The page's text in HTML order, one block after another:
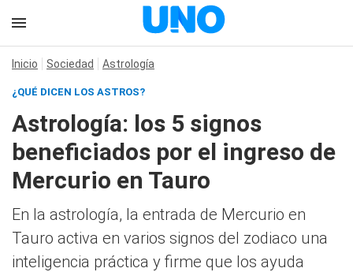
Inicio Sociedad Astrología
¿QUÉ DICEN LOS ASTROS?
Astrología: los 5 signos
beneficiados por el ingreso de
Mercurio en Tauro
En la astrología, la entrada de Mercurio en
Tauro activa en varios signos del zodiaco una
inteligencia práctica y firme que los ayuda